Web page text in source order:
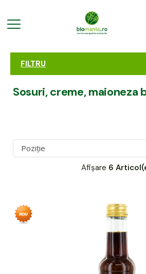
FILTRU
Sosuri, creme, maioneza
Afișare 6